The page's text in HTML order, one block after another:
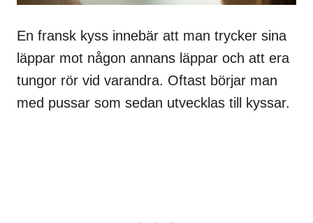
En fransk kyss innebär att man trycker sina
läppar mot någon annans läppar och att era
tungor rör vid varandra. Oftast börjar man
med pussar som sedan utvecklas till kyssar.